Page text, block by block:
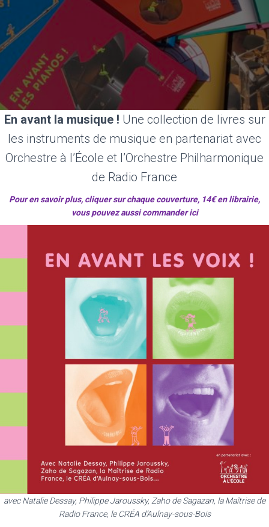
En avant la musique ! Une collection de livres sur
les instruments de musique en partenariat avec
Orchestre à l’École et l’Orchestre Philharmonique
de Radio France
Pour en savoir plus, cliquer sur chaque couverture, 14€ en librairie,
vous pouvez aussicommander ici
avec Natalie Dessay, Philippe Jaroussky, Zaho de Sagazan, la Maîtrise de
Radio France, le CRÉA d’Aulnay-sous-Bois